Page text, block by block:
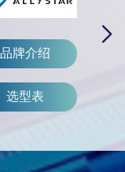
品牌介绍
选型表